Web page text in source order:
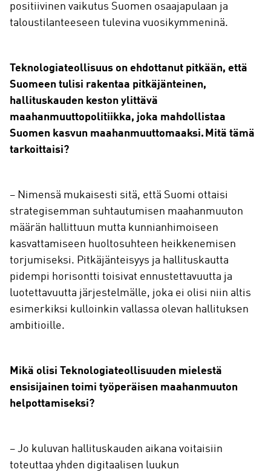
positiivinen vaikutus Suomen osaajapulaan ja
taloustilanteeseen tulevina vuosikymmeninä.
Teknologiateollisuus on ehdottanut pitkään, että
Suomeen tulisi rakentaa pitkäjänteinen,
hallituskauden keston ylittävä
maahanmuuttopolitiikka, joka mahdollistaa
Suomen kasvun maahanmuuttomaaksi. Mitä tämä
tarkoittaisi?
– Nimensä mukaisesti sitä, että Suomi ottaisi
strategisemman suhtautumisen maahanmuuton
määrän hallittuun mutta kunnianhimoiseen
kasvattamiseen huoltosuhteen heikkenemisen
torjumiseksi. Pitkäjänteisyys ja hallituskautta
pidempi horisontti toisivat ennustettavuutta ja
luotettavuutta järjestelmälle, joka ei olisi niin altis
esimerkiksi kulloinkin vallassa olevan hallituksen
ambitioille.
Mikä olisi Teknologiateollisuuden mielestä
ensisijainen toimi työperäisen maahanmuuton
helpottamiseksi?
– Jo kuluvan hallituskauden aikana voitaisiin
toteuttaa yhden digitaalisen luukun